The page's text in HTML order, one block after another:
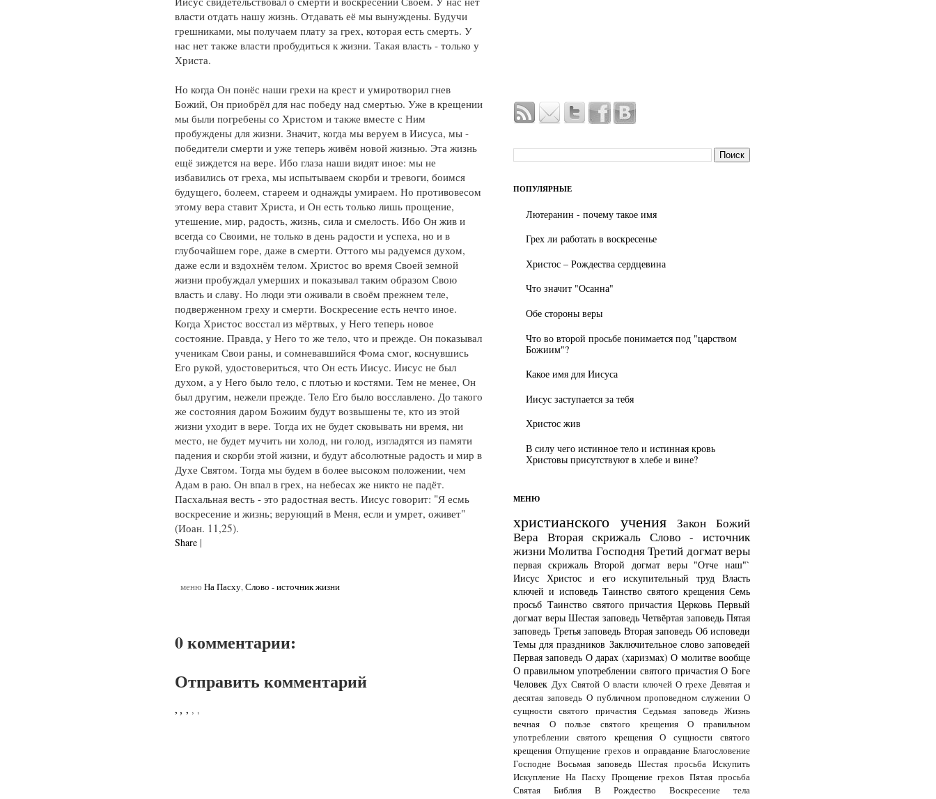
власти отдать нашу жизнь. Отдавать её мы вынуждены. Будучи
грешниками, мы получаем плату за грех, которая есть смерть. У
нас нет также власти пробудиться к жизни. Такая власть - только у
Христа.
Но когда Он понёс наши грехи на крест и умиротворил гнев
Божий, Он приобрёл для нас победу над смертью. Уже в крещении
мы были погребены со Христом и также вместе с Ним
пробуждены для жизни. Значит, когда мы веруем в Иисуса, мы -
победители смерти и уже теперь живём новой жизнью. Эта жизнь
ещё зиждется на вере. Ибо глаза наши видят иное: мы не
избавились от греха, мы испытываем скорби и тревоги, боимся
будущего, болеем, стареем и однажды умираем. Но противовесом
этому вера ставит Христа, и Он есть только лишь прощение,
утешение, мир, радость, жизнь, сила и смелость. Ибо Он жив и
всегда со Своими, не только в день радости и успеха, но и в
глубочайшем горе, даже в смерти. Оттого мы радуемся духом,
даже если и вздохнём телом. Христос во время Своей земной
жизни пробуждал умерших и показывал таким образом Свою
власть и славу. Но люди эти оживали в своём прежнем теле,
подверженном греху и смерти. Воскресение есть нечто иное.
Когда Христос восстал из мёртвых, у Него теперь новое
состояние. Правда, у Него то же тело, что и прежде. Он показывал
ученикам Свои раны, и сомневавшийся Фома смог, коснувшись
Его рукой, удостовериться, что Он есть Иисус. Иисус не был
духом, а у Него было тело, с плотью и костями. Тем не менее, Он
был другим, нежели прежде. Тело Его было восславлено. До такого
же состояния даром Божиим будут возвышены те, кто из этой
жизни уходит в вере. Тогда их не будет сковывать ни время, ни
место, не будет мучить ни холод, ни голод, изгладятся из памяти
падения и скорби этой жизни, и будут абсолютные радость и мир в
Духе Святом. Тогда мы будем в более высоком положении, чем
Адам в раю. Он впал в грех, на небесах же никто не падёт.
Пасхальная весть - это радостная весть. Иисус говорит: "Я есмь
воскресение и жизнь; верующий в Меня, если и умрет, оживет"
(Иоан. 11,25).
Share |
меню На Пасху,Слово - источник жизни
0 комментарии:
Отправить комментарий
, , , , ,
ПОПУЛЯРНЫЕ
Лютеранин - почему такое имя
Грех ли работать в воскресенье
Христос – Рождества сердцевина
Что значит "Осанна"
Обе стороны веры
Что во второй просьбе понимается под "царством
Божиим"?
Какое имя для Иисуса
Иисус заступается за тебя
Христос жив
В силу чего истинное тело и истинная кровь
Христовы присутствуют в хлебе и вине?
МЕНЮ
христианского учения
Закон Божий
Вера Вторая скрижаль Слово - источник
жизниМолитва ГосподняТретий догмат веры
первая скрижаль Второй догмат веры "Отче наш"`
Иисус Христос и его искупительный труд Власть
ключей и исповедь Таинство святого крещения Семь
просьб Таинство святого причастия Церковь Первый
догмат веры Шестая заповедь Четвёртая заповедь Пятая
заповедь Третья заповедь Вторая заповедь Об исповеди
Темы для праздников Заключительное слово заповедей
Первая заповедь О дарах (харизмах) О молитве вообще
О правильном употреблении святого причастия О Боге
Человек Дух Святой О власти ключей О грехе Девятая и
десятая заповедь О публичном проповедном служении О
сущности святого причастия Седьмая заповедь Жизнь
вечная
О пользе святого крещения
О правильном
употреблении святого крещения
О сущности святого
крещения Отпущение грехов и оправдание Благословение
Господне Восьмая заповедь Шестая просьба Искупить
Искупление На Пасху Прощение грехов Пятая просьба
Святая Библия
В Рождество
Воскресение тела